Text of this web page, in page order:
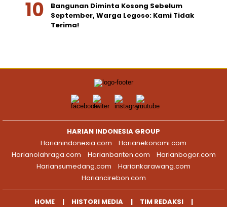
Bangunan Diminta Kosong Sebelum
September, Warga Legoso: Kami Tidak
Terima!
HARIAN INDONESIA GROUP
Harianindonesia.com
Harianekonomi.com
Harianolahraga.com
Harianbanten.com
Harianbogor.com
Hariansumedang.com
Hariankarawang.com
Hariancirebon.com
HOME HISTORI MEDIA
TIM REDAKSI